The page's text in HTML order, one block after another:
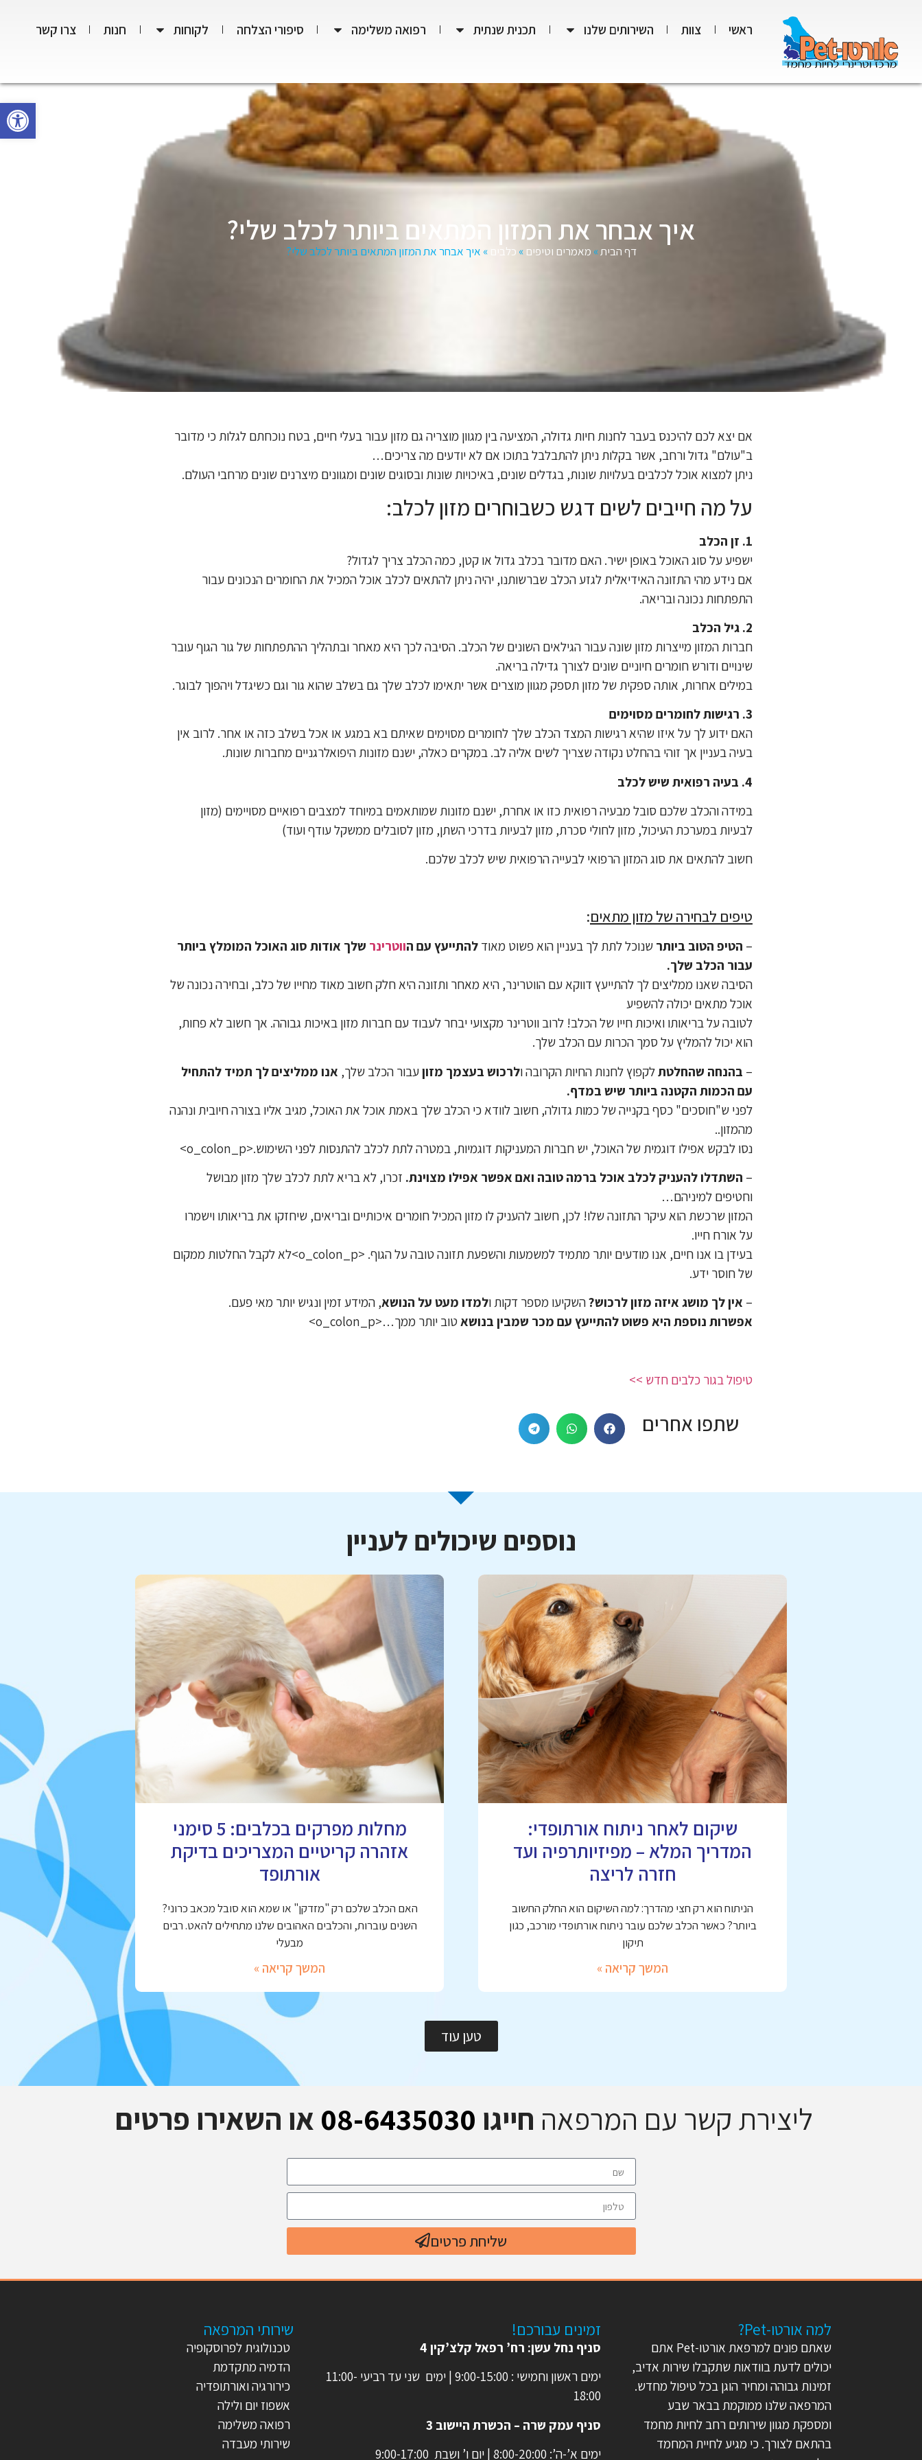
פתח
ראשי צוות השירותים שלנו תכנית שנתית רפואה משלימה סיפורי הצלחה לקוחות חנות צרו קשר
איך אבחר את המזון המתאים ביותר לכלב שלי?
דף הבית» מאמרים וטיפים » כלבים » איך אבחר את המזון המתאים ביותר לכלב שלי?
אם יצא לכם להיכנס בעבר לחנות חיות גדולה, המציעה בין מגוון מוצריה גם מזון עבור בעלי חיים, בטח נוכחתם לגלות כי מדובר
ב"עולם" גדול ורחב, אשר בקלות ניתן להתבלבל בתוכו אם לא יודעים מה צריכים…
ניתן למצוא אוכל לכלבים בעלויות שונות, בגדלים שונים, באיכויות שונות ובסוגים שונים ומגוונים מיצרנים שונים מרחבי העולם.
על מה חייבים לשים דגש כשבוחרים מזון לכלב:
1. זן הכלב
ישפיע על סוג האוכל באופן ישיר. האם מדובר בכלב גדול או קטן, כמה הכלב צריך לגדול?
אם נידע מהי התזונה האידיאלית לגזע הכלב שברשותנו, יהיה ניתן להתאים לכלב אוכל המכיל את החומרים הנכונים עבור
התפתחות נכונה ובריאה.
2. גיל הכלב
חברות המזון מייצרות מזון שונה עבור הגילאים השונים של הכלב. הסיבה לכך היא מאחר ובתהליך ההתפתחות של גור הגוף עובר
שינויים ודורש חומרים חיוניים שונים לצורך גדילה בריאה.
במילים אחרות, אותה ספקית של מזון תספק מגוון מוצרים אשר יתאימו לכלב שלך גם בשלב שהוא גור וגם כשיגדל ויהפוך לבוגר.
3. רגישות לחומרים מסוימים
האם ידוע לך על איזו שהיא רגישות המצד הכלב שלך לחומרים מסוימים שאיתם בא במגע או אכל בשלב כזה או אחר. לרוב אין
בעיה בעניין אך זוהי בהחלט נקודה שצריך לשים אליה לב. במקרים כאלה, ישנם מזונות היפואלרגניים מחברות שונות.
4. בעיה רפואית שיש לכלב
במידה והכלב שלכם סובל מבעיה רפואית כזו או אחרת, ישנם מזונות שמותאמים במיוחד למצבים רפואיים מסויימים (מזון
לבעיות במערכת העיכול, מזון לחולי סכרת, מזון לבעיות בדרכי השתן, מזון לסובלים ממשקל עודף ועוד)
חשוב להתאים את סוג המזון הרפואי לבעייה הרפואית שיש לכלב שלכם.
טיפים לבחירה של מזון מתאים:
– הטיפ הטוב ביותר שנוכל לתת לך בעניין הוא פשוט מאוד להתייעץ עם הווטרינר שלך אודות סוג האוכל המומלץ ביותר
עבור הכלב שלך.
הסיבה שאנו ממליצים לך להתייעץ דווקא עם הווטרינר, היא מאחר ותזונה היא חלק חשוב מאוד מחייו של כלב, ובחירה נכונה של
אוכל מתאים יכולה להשפיע
לטובה על בריאותו ואיכות חייו של הכלב! לרוב ווטרינר מקצועי יבחר לעבוד עם חברות מזון באיכות גבוהה. אך חשוב לא פחות,
הוא יכול להמליץ על סמך הכרות עם הכלב שלך.
– בהנחה שהחלטתלקפוץ לחנות החיות הקרובה ולרכוש בעצמך מזוןעבור הכלב שלך, אנו ממליצים לך תמיד להתחיל
עם הכמות הקטנה ביותר שיש במדף.
לפני ש"חוסכים" כסף בקנייה של כמות גדולה, חשוב לוודא כי הכלב שלך באמת אוכל את האוכל, מגיב אליו בצורה חיובית ונהנה
מהמזון..
נסו לבקש אפילו דוגמית של האוכל, יש חברות המעניקות דוגמיות, במטרה לתת לכלב להתנסות לפני השימוש.<o_colon_p>
– השתדלו להעניק לכלב אוכל ברמה טובה ואם אפשר אפילו מצוינת. זכרו, לא בריא לתת לכלב שלך מזון מבושל
וחטיפים למיניהם…
המזון שרכשת הוא עיקר התזונה שלו! לכן, חשוב להעניק לו מזון המכיל חומרים איכותיים ובריאים, שיחזקו את בריאותו וישמרו
על אורח חייו.
בעידן בו אנו חיים, אנו מודעים יותר מתמיד למשמעות והשפעת תזונה טובה על הגוף. <o_colon_p>לא לקבל החלטות ממקום
של חוסר ידע.
– אין לך מושג איזה מזון לרכוש?השקיעו מספר דקות ולמדו מעט על הנושא, המידע זמין ונגיש יותר מאי פעם.
אפשרות נוספת היא פשוט להתייעץ עם מכר שמבין בנושא טוב יותר ממך…<o_colon_p>
טיפול בגור כלבים חדש >>
שתפו אחרים
נוספים שיכולים לעניין
שיקום לאחר ניתוח אורתופדי:
המדריך המלא – מפיזיותרפיה ועד
חזרה לריצה
הניתוח הוא רק חצי מהדרך: למה השיקום הוא החלק החשוב
ביותר? כאשר הכלב שלכם עובר ניתוח אורתופדי מורכב, כגון
תיקון
המשך קריאה »
מחלות מפרקים בכלבים: 5 סימני
אזהרה קריטיים המצריכים בדיקת
אורתופד
האם הכלב שלכם רק "מזדקן" או שמא הוא סובל מכאב כרוני?
השנים עוברות, והכלבים האהובים שלנו מתחילים להאט. רבים
מבעלי
המשך קריאה »
טען עוד
ליצירת קשר עם המרפאה חייגו 08-6435030 או השאירו פרטים
שליחת פרטים
למה אורטו-Pet?
שאתם פונים למרפאת אורטו-Pet אתם
יכולים לדעת בוודאות שתקבלו שירות אדיב,
זמינות גבוהה ומחיר הוגן בכל טיפול מחדש.
המרפאה שלנו ממוקמת בבאר שבע
ומספקת מגוון שירותים רחב לחיות מחמד
בהתאם לצורך. כי מגיע לחיית המחמד
זמינים עבורכם!
סניף נחל עשן: רח’ רפאל קלצ’קין 4
ימים ראשון וחמישי : 9:00-15:00 | ימים שני עד רביעי 11:00-
18:00
סניף עמק שרה – הכשרת היישוב 3
ימים א’-ה’: 8:00-20:00 | יום ו’ ושבת 9:00-17:00
שירותי המרפאה
טכנולוגית לפרוסקופיה
הדמיה מתקדמת
כירורגיה ואורתופדיה
אשפוז יום ולילה
רפואה משלימה
שירותי מעבדה